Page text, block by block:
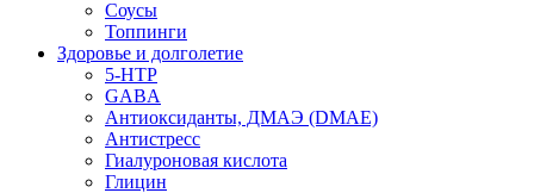
Соусы
Топпинги
Здоровье и долголетие
5-HTP
GABA
Антиоксиданты, ДМАЭ (DMAE)
Антистресс
Гиалуроновая кислота
Глицин